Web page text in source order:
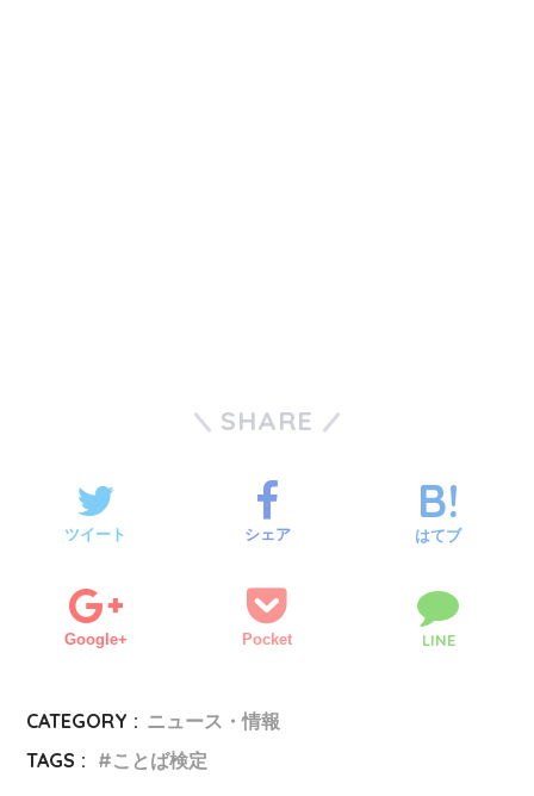
SHARE
ツイート シェア はてブ
Google+ Pocket LINE
CATEGORY : ニュース・情報
TAGS :
ことば検定